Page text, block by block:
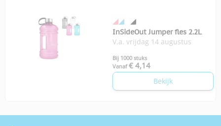
InSideOut Jumper fles 2.2L
V.a. vrijdag 14 augustus
Bij 1000 stuks
Vanaf € 4,14
Bekijk